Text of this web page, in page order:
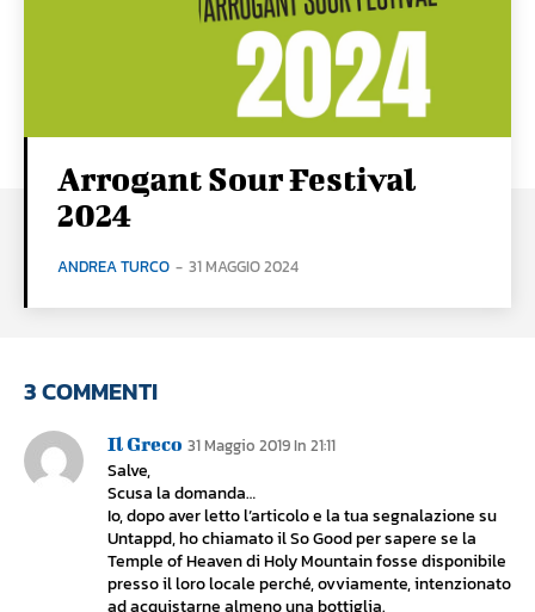
Arrogant Sour Festival
2024
ANDREA TURCO - 31 MAGGIO 2024
3 COMMENTI
Il Greco 31 Maggio 2019 In 21:11
Salve,
Scusa la domanda…
Io, dopo aver letto l’articolo e la tua segnalazione su
Untappd, ho chiamato il So Good per sapere se la
Temple of Heaven di Holy Mountain fosse disponibile
presso il loro locale perché, ovviamente, intenzionato
ad acquistarne almeno una bottiglia.